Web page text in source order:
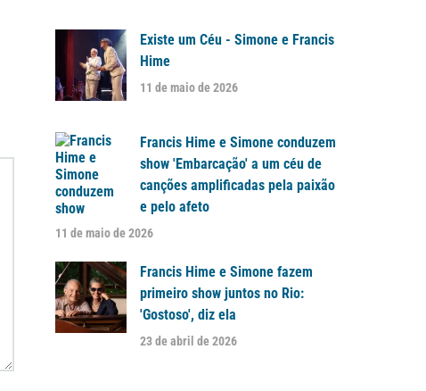
Existe um Céu - Simone e Francis
Hime
11 de maio de 2026
Francis Hime e Simone conduzem
show 'Embarcação' a um céu de
canções amplificadas pela paixão
e pelo afeto
11 de maio de 2026
Francis Hime e Simone fazem
primeiro show juntos no Rio:
'Gostoso', diz ela
23 de abril de 2026